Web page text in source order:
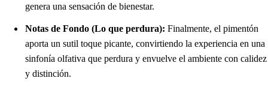
genera una sensación de bienestar.
Notas de Fondo (Lo que perdura): Finalmente, el pimentón
aporta un sutil toque picante, convirtiendo la experiencia en una
sinfonía olfativa que perdura y envuelve el ambiente con calidez
y distinción.